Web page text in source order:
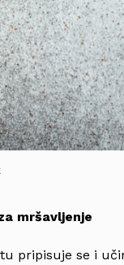
mršavljenje
pripisuje se i